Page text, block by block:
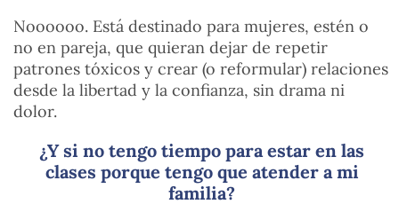
Noooooo. Está destinado para mujeres, estén o
no en pareja, que quieran dejar de repetir
patrones tóxicos y crear (o reformular) relaciones
desde la libertad y la confianza, sin drama ni
dolor.
¿Y si no tengo tiempo para estar en las
clases porque tengo que atender a mi
familia?